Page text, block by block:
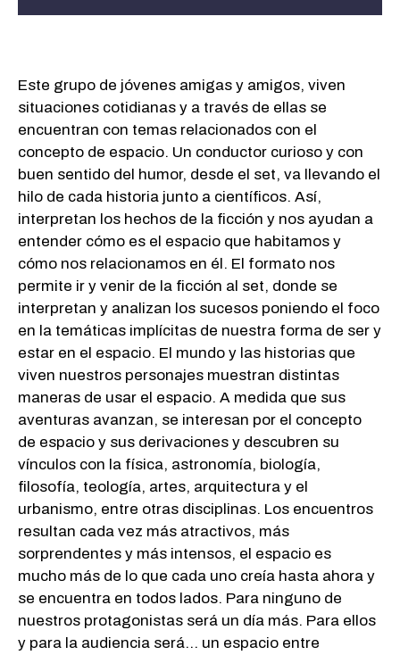
Este grupo de jóvenes amigas y amigos, viven
situaciones cotidianas y a través de ellas se
encuentran con temas relacionados con el
concepto de espacio. Un conductor curioso y con
buen sentido del humor, desde el set, va llevando el
hilo de cada historia junto a científicos. Así,
interpretan los hechos de la ficción y nos ayudan a
entender cómo es el espacio que habitamos y
cómo nos relacionamos en él. El formato nos
permite ir y venir de la ficción al set, donde se
interpretan y analizan los sucesos poniendo el foco
en la temáticas implícitas de nuestra forma de ser y
estar en el espacio. El mundo y las historias que
viven nuestros personajes muestran distintas
maneras de usar el espacio. A medida que sus
aventuras avanzan, se interesan por el concepto
de espacio y sus derivaciones y descubren su
vínculos con la física, astronomía, biología,
filosofía, teología, artes, arquitectura y el
urbanismo, entre otras disciplinas. Los encuentros
resultan cada vez más atractivos, más
sorprendentes y más intensos, el espacio es
mucho más de lo que cada uno creía hasta ahora y
se encuentra en todos lados. Para ninguno de
nuestros protagonistas será un día más. Para ellos
y para la audiencia será... un espacio entre